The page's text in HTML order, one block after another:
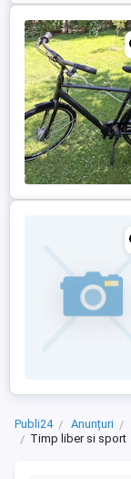
Publi24 Anunțuri
Timp liber si sport